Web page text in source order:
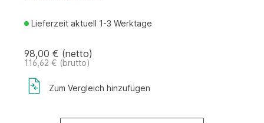
Lieferzeit aktuell 1-3 Werktage
98,00 € (netto)
116,62 € (brutto)
Zum Vergleich hinzufügen